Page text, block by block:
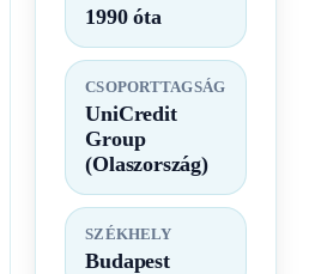
1990 óta
CSOPORTTAGSÁG
UniCredit
Group
(Olaszország)
SZÉKHELY
Budapest